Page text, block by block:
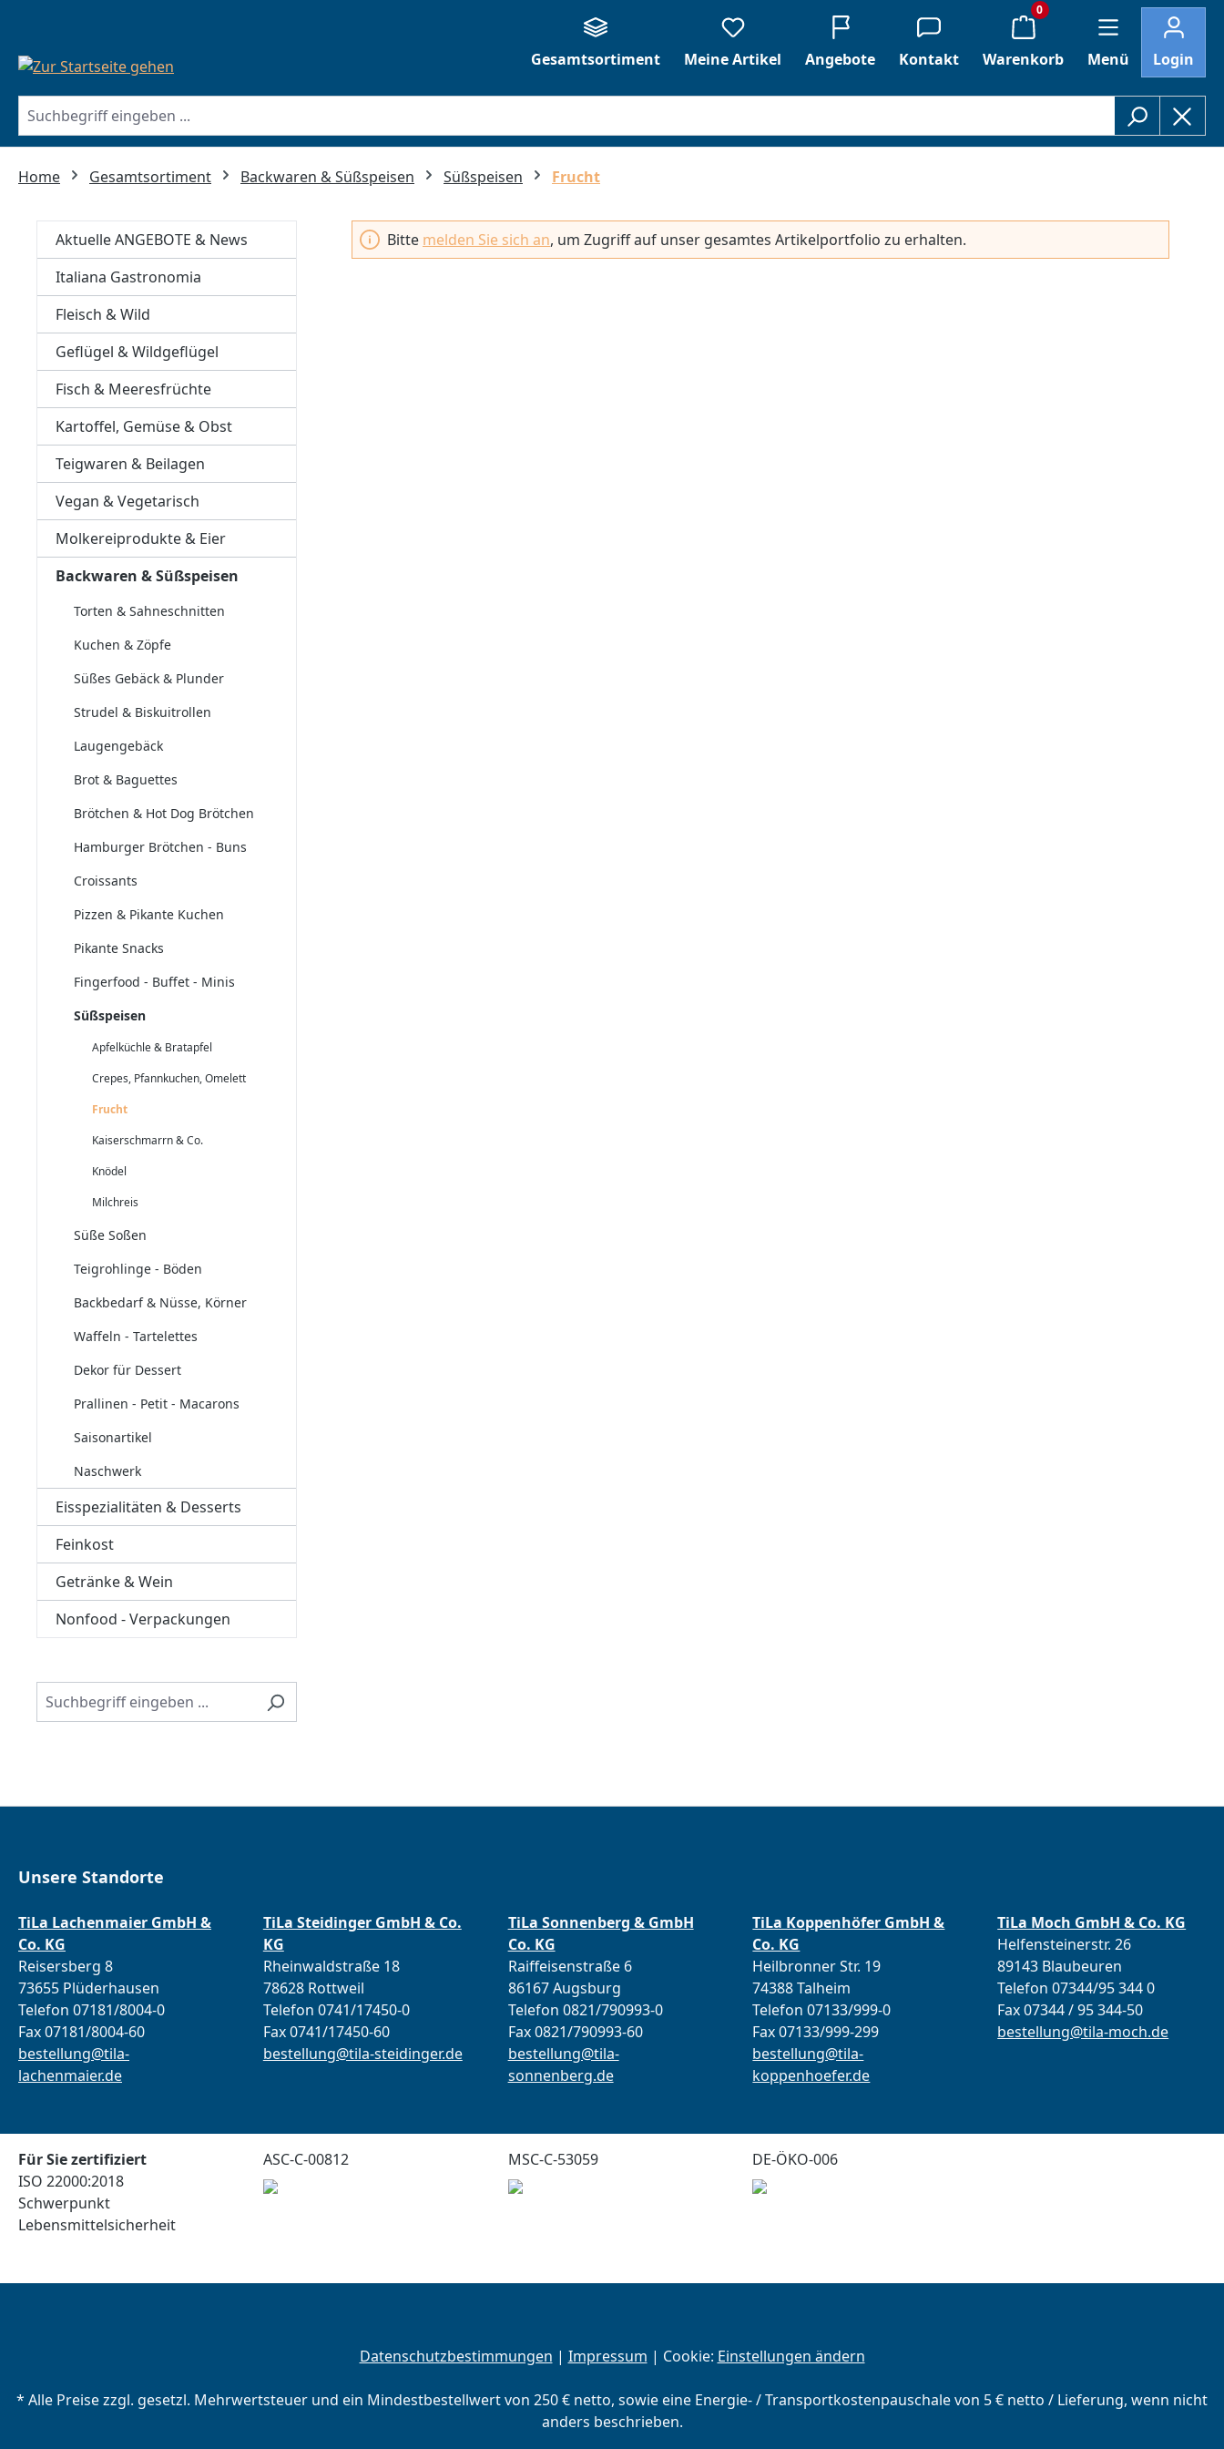
Gesamtsortiment
Meine Artikel Angebote Kontakt
0
Warenkorb Menü Login
Home Gesamtsortiment Backwaren & Süßspeisen Süßspeisen Frucht
Aktuelle ANGEBOTE & News
Italiana Gastronomia
Fleisch & Wild
Geflügel & Wildgeflügel
Fisch & Meeresfrüchte
Kartoffel, Gemüse & Obst
Teigwaren & Beilagen
Vegan & Vegetarisch
Molkereiprodukte & Eier
Backwaren & Süßspeisen
Torten & Sahneschnitten
Kuchen & Zöpfe
Süßes Gebäck & Plunder
Strudel & Biskuitrollen
Laugengebäck
Brot & Baguettes
Brötchen & Hot Dog Brötchen
Hamburger Brötchen - Buns
Croissants
Pizzen & Pikante Kuchen
Pikante Snacks
Fingerfood - Buffet - Minis
Süßspeisen
Apfelküchle & Bratapfel
Crepes, Pfannkuchen, Omelett
Frucht
Kaiserschmarrn & Co.
Knödel
Milchreis
Süße Soßen
Teigrohlinge - Böden
Backbedarf & Nüsse, Körner
Waffeln - Tartelettes
Dekor für Dessert
Prallinen - Petit - Macarons
Saisonartikel
Naschwerk
Eisspezialitäten & Desserts
Feinkost
Getränke & Wein
Nonfood - Verpackungen
Bitte melden Sie sich an, um Zugriff auf unser gesamtes Artikelportfolio zu erhalten.
Unsere Standorte
TiLa Lachenmaier GmbH &
Co. KG
Reisersberg 8
73655 Plüderhausen
Telefon 07181/8004-0
Fax 07181/8004-60
bestellung@tila-
lachenmaier.de
TiLa Steidinger GmbH & Co.
KG
Rheinwaldstraße 18
78628 Rottweil
Telefon 0741/17450-0
Fax 0741/17450-60
bestellung@tila-steidinger.de
TiLa Sonnenberg & GmbH
Co. KG
Raiffeisenstraße 6
86167 Augsburg
Telefon 0821/790993-0
Fax 0821/790993-60
bestellung@tila-
sonnenberg.de
TiLa Koppenhöfer GmbH &
Co. KG
Heilbronner Str. 19
74388 Talheim
Telefon 07133/999-0
Fax 07133/999-299
bestellung@tila-
koppenhoefer.de
TiLa Moch GmbH & Co. KG
Helfensteinerstr. 26
89143 Blaubeuren
Telefon 07344/95 344 0
Fax 07344 / 95 344-50
bestellung@tila-moch.de
Für Sie zertifiziert
ISO 22000:2018
Schwerpunkt
Lebensmittelsicherheit
ASC-C-00812 MSC-C-53059 DE-ÖKO-006
Datenschutzbestimmungen | Impressum | Cookie: Einstellungen ändern
* Alle Preise zzgl. gesetzl. Mehrwertsteuer und ein Mindestbestellwert von 250 € netto, sowie eine Energie- / Transportkostenpauschale von 5 € netto / Lieferung, wenn nicht
anders beschrieben.